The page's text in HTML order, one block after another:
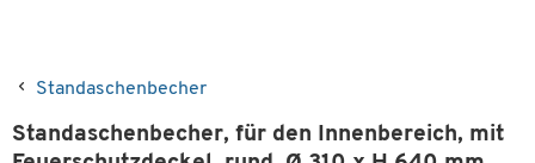
Standaschenbecher
Standaschenbecher, für den Innenbereich, mit